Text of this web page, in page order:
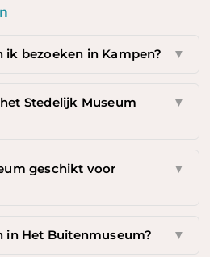
ik bezoeken in Kampen? ▼
Stedelijk Museum
▼
geschikt voor
▼
in Het Buitenmuseum? ▼